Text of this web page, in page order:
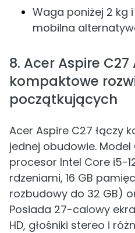
Waga poniżej 2 kg
mobilna
8. Acer Aspire
kompaktowe
początkujących
Acer Aspire C27 łączy
jednej obudowie. Model
procesor Intel Core i5-
rdzeniami, 16 GB
rozbudowy do 32 GB)
Posiada 27-calowy
HD, głośniki stereo i